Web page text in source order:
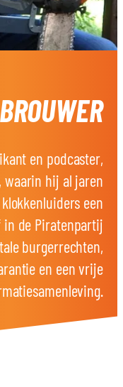
en podcaster,
waarin hij al jaren
een
in de Piratenpartij
burgerrechten,
en een vrije